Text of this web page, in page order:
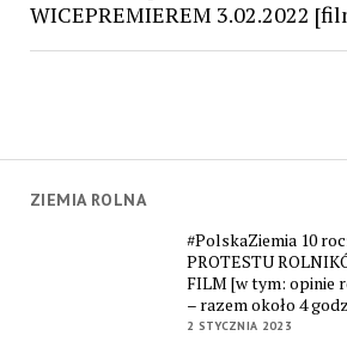
ZIEMIA ROLNA
#PolskaZiemia 10
PROTESTU
FILM [w tym: opinie
– razem około 4
2 STYCZNIA 2023
WICEPREMIEREM 3.02.2022